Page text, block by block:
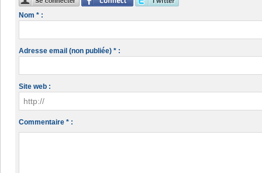
Nom * :
Adresse email (non publiée) * :
Site web :
Commentaire * :